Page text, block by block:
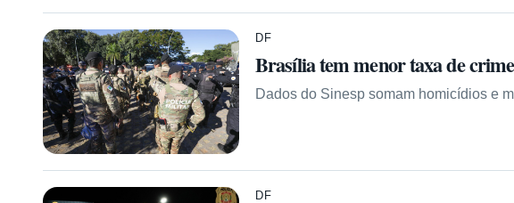
DF
Brasília tem menor taxa de
Dados do Sinesp somam homicídios e
DF